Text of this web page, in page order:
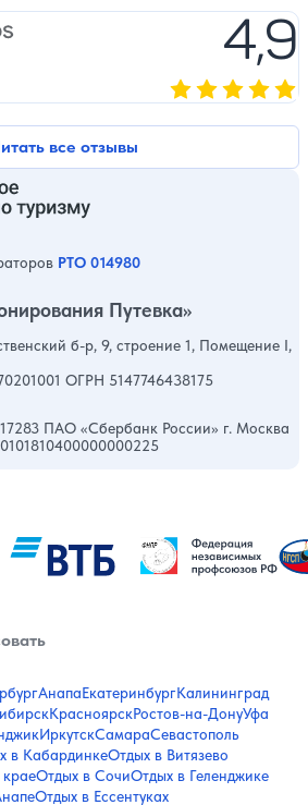
все отзывы
4,9
РТО 014980
Путевка»
б-р, 9, строение 1, Помещение I,
ОГРН 5147746438175
ПАО «Сбербанк России» г. Москва
АнапаЕкатеринбургКалининград
КрасноярскРостов-на-ДонуУфа
ИркутскСамараСевастополь
в КабардинкеОтдых в Витязево
Отдых в СочиОтдых в Геленджике
Отдых в Ессентуках